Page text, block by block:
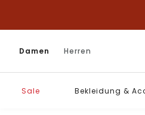
Damen Herren
Sale Bekleidung &